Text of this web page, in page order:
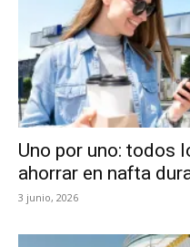
Uno por uno: todos
ahorrar en nafta
3 junio, 2026